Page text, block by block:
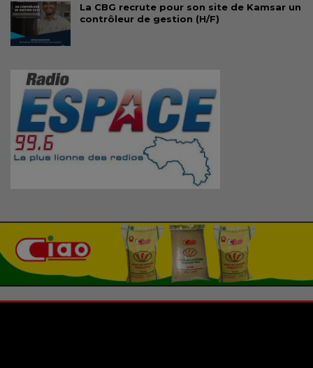
La CBG recrute pour son site de Kamsar un
contrôleur de gestion (H/F)